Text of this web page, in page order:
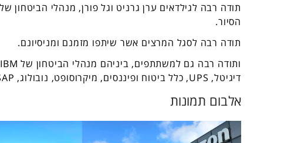
הסיור.
תודה רבה לסגל המרצים אשר שיתפו מזמנם ומניסיונם.
דיגיטל, UPS, כלל ביטוח ופיננסים, מיקרוסופט, נובולוג, SAP, פלייטיקה ואחרים.
אלבום תמונות